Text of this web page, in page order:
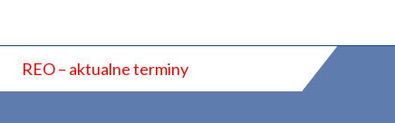
REO – aktualne terminy